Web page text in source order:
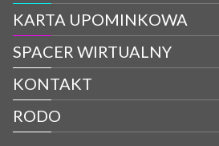
KARTA UPOMINKOWA
SPACER WIRTUALNY
KONTAKT
RODO